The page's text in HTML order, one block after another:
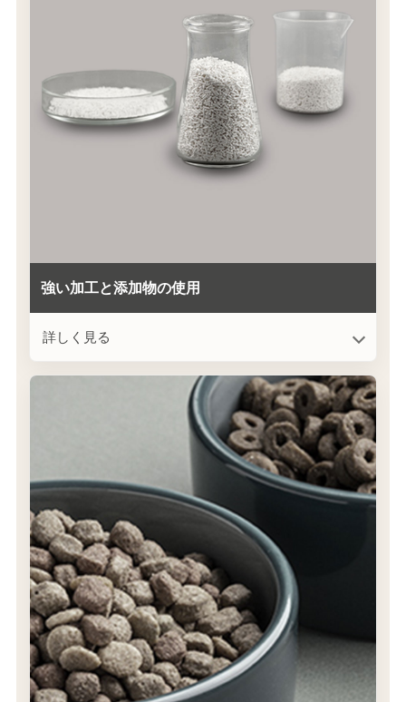
強い加工と添加物の使用
詳しく見る